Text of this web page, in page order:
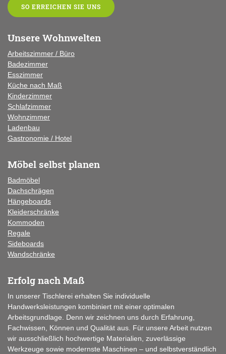
SO ERREICHEN SIE UNS
Unsere Wohnwelten
Arbeitszimmer / Büro
Badezimmer
Esszimmer
Küche nach Maß
Kinderzimmer
Schlafzimmer
Wohnzimmer
Ladenbau
Gastronomie / Hotel
Möbel selbst planen
Badmöbel
Dachschrägen
Hängeboards
Kleiderschränke
Kommoden
Regale
Sideboards
Wandschränke
Erfolg nach Maß
In unserer Tischlerei erhalten Sie individuelle
Handwerksleistungen kombiniert mit einer optimalen
Arbeitsgrundlage. Denn wir zeichnen uns durch Erfahrung,
Fachwissen, Können und Qualität aus. Für unsere Arbeit nutzen
wir ausschließlich hochwertige Materialien, zuverlässige
Werkzeuge sowie modernste Maschinen – und selbstverständlich